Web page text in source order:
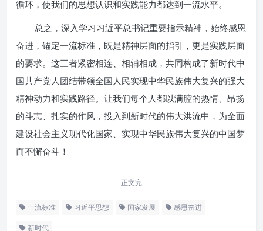
循环，使我们的思想认识和实践能力都达到一流水平。
总之，深入学习习近平总书记重要指示精神，始终感恩
奋进，锚定一流标准，既是精神层面的指引，更是实践层面
的要求。这三者紧密相连、相辅相成，共同构成了新时代中
国共产党人团结带领全国人民实现中华民族伟大复兴的强大
精神动力和实践路径。让我们每个人都以满腔的热情、昂扬
的斗志、扎实的作风，投入到新时代的伟大洪流中，为全面
建设社会主义现代化国家、实现中华民族伟大复兴的中国梦
而不懈奋斗！
正文完
一流标准 习近平思想 国家发展 感恩奋进
新时代